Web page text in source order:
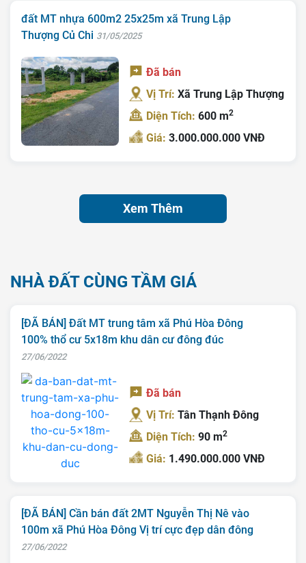
đất MT nhựa 600m2 25x25m xã Trung Lập
Thượng Củ Chi 31/05/2025
Đã bán
Vị Trí:Xã Trung Lập Thượng
Diện Tích:600 m2
Giá:3.000.000.000 VNĐ
Xem Thêm
NHÀ ĐẤT CÙNG TẦM GIÁ
[ĐÃ BÁN] Đất MT trung tâm xã Phú Hòa Đông
100% thổ cư 5x18m khu dân cư đông đúc
27/06/2022
Đã bán
Vị Trí:Tân Thạnh Đông
Diện Tích:90 m2
Giá: 1.490.000.000 VNĐ
[ĐÃ BÁN] Cần bán đất 2MT Nguyễn Thị Nê vào
100m xã Phú Hòa Đông Vị trí cực đẹp dân đông
27/06/2022